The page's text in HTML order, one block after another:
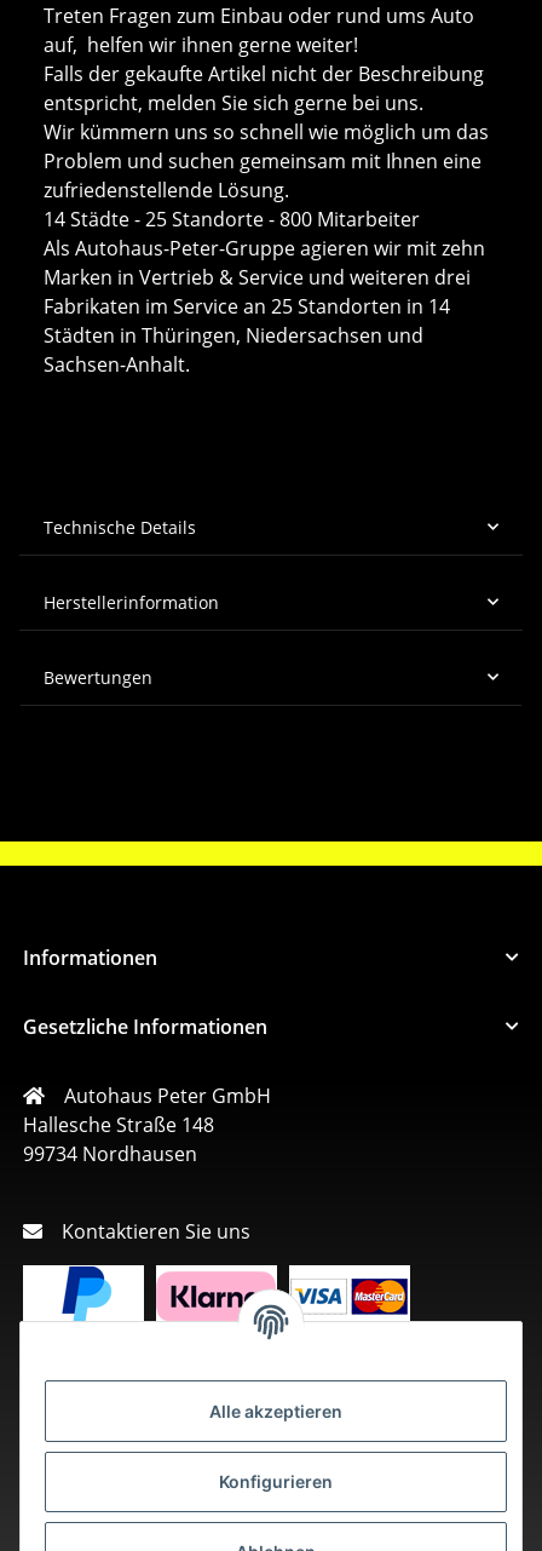
Alle akzeptieren
Konfigurieren
Treten Fragen zum Einbau oder rund ums Auto
auf, helfen wir ihnen gerne weiter!
Falls der gekaufte Artikel nicht der Beschreibung
entspricht, melden Sie sich gerne bei uns.
Wir kümmern uns so schnell wie möglich um das
Problem und suchen gemeinsam mit Ihnen eine
zufriedenstellende Lösung.
14 Städte - 25 Standorte - 800 Mitarbeiter
Als Autohaus-Peter-Gruppe agieren wir mit zehn
Marken in Vertrieb & Service und weiteren drei
Fabrikaten im Service an 25 Standorten in 14
Städten in Thüringen, Niedersachsen und
Sachsen-Anhalt.
Technische Details
Herstellerinformation
Bewertungen
Informationen
Gesetzliche Informationen
Autohaus Peter GmbH
Hallesche Straße 148
99734 Nordhausen
Kontaktieren Sie uns